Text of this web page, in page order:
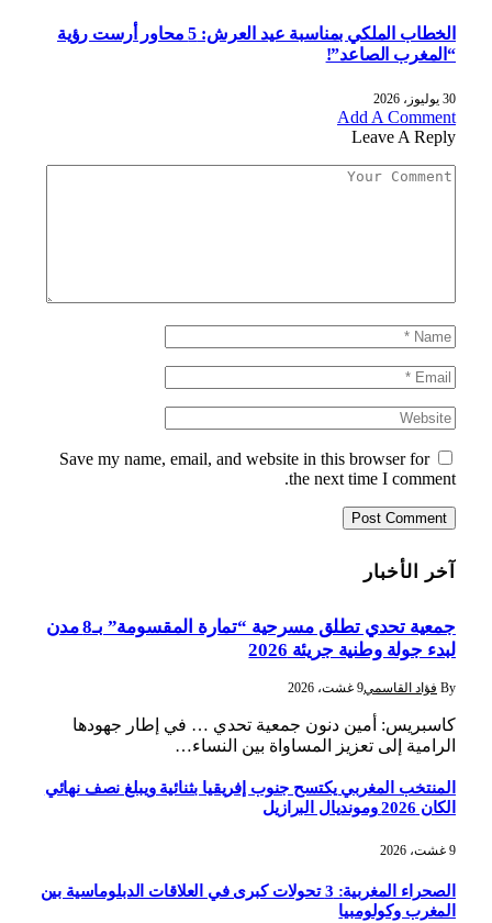
الخطاب الملكي بمناسبة عيد العرش: 5 محاور أرست رؤية
“المغرب الصاعد”!
30 يوليوز، 2026
Add A Comment
Leave A Reply
Save my name, email, and website in this browser for
the next time I comment.
آخر الأخبار
جمعية تحدي تطلق مسرحية “تمارة المقسومة” بـ8 مدن
لبدء جولة وطنية جريئة 2026
By فؤاد القاسمي9 غشت، 2026
كاسبريس: أمين دنون جمعية تحدي … في إطار جهودها
الرامية إلى تعزيز المساواة بين النساء…
المنتخب المغربي يكتسح جنوب إفريقيا بثنائية ويبلغ نصف نهائي
الكان 2026 ومونديال البرازيل
9 غشت، 2026
الصحراء المغربية: 3 تحولات كبرى في العلاقات الدبلوماسية بين
المغرب وكولومبيا